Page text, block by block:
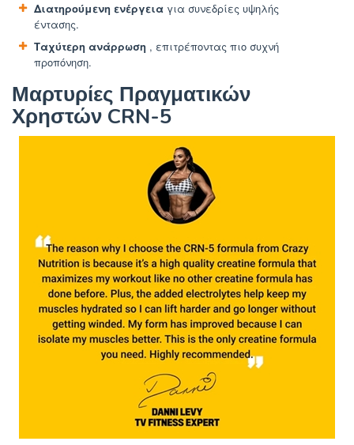
Διατηρούμενη ενέργεια για συνεδρίες υψηλής
έντασης.
Ταχύτερη ανάρρωση , επιτρέποντας πιο συχνή
προπόνηση.
Μαρτυρίες Πραγματικών
Χρηστών CRN-5